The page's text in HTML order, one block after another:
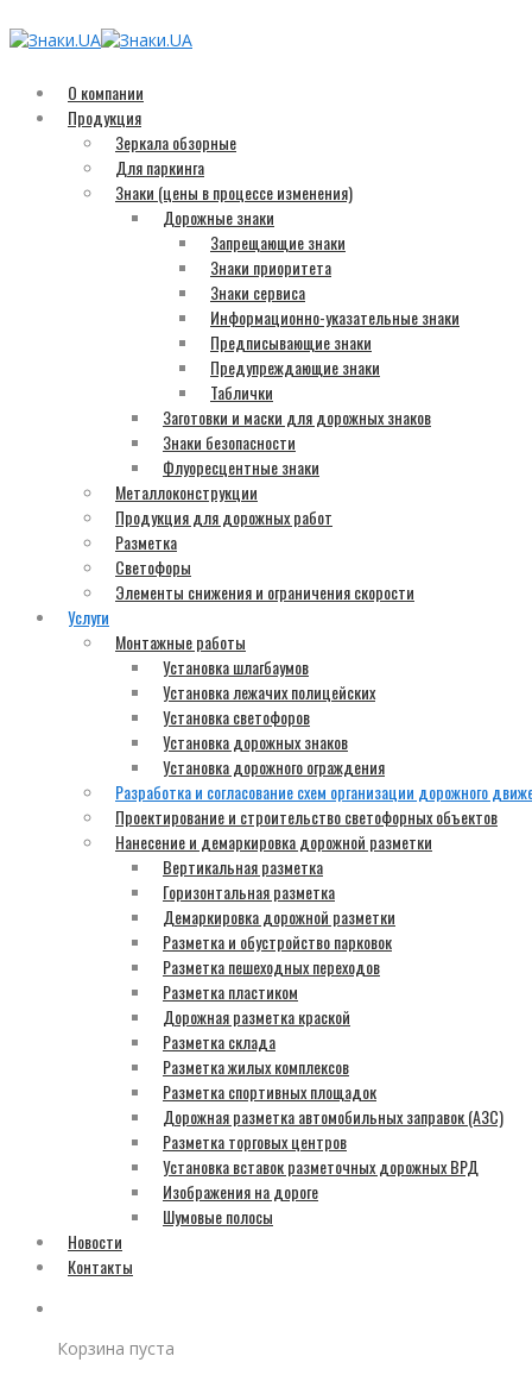
О компании
Продукция
Зеркала обзорные
Для паркинга
Знаки (цены в процессе изменения)
Дорожные знаки
Запрещающие знаки
Знаки приоритета
Знаки сервиса
Информационно-указательные знаки
Предписывающие знаки
Предупреждающие знаки
Таблички
Заготовки и маски для дорожных знаков
Знаки безопасности
Флуоресцентные знаки
Металлоконструкции
Продукция для дорожных работ
Разметка
Светофоры
Элементы снижения и ограничения скорости
Услуги
Монтажные работы
Установка шлагбаумов
Установка лежачих полицейских
Установка светофоров
Установка дорожных знаков
Установка дорожного ограждения
Разработка и согласование схем организации дорожного
Проектирование и строительство светофорных объектов
Нанесение и демаркировка дорожной разметки
Вертикальная разметка
Горизонтальная разметка
Демаркировка дорожной разметки
Разметка и обустройство парковок
Разметка пешеходных переходов
Разметка пластиком
Дорожная разметка краской
Разметка склада
Разметка жилых комплексов
Разметка спортивных площадок
Дорожная разметка автомобильных заправок (АЗС)
Разметка торговых центров
Установка вставок разметочных дорожных ВРД
Изображения на дороге
Шумовые полосы
Новости
Контакты
Корзина пуста